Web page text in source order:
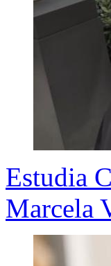
Estudia
Marcela